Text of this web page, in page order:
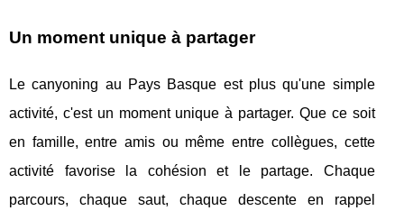
Un moment unique à partager
Le canyoning au Pays Basque est plus qu'une simple
activité, c'est un moment unique à partager. Que ce soit
en famille, entre amis ou même entre collègues, cette
activité favorise la cohésion et le partage. Chaque
parcours, chaque saut, chaque descente en rappel